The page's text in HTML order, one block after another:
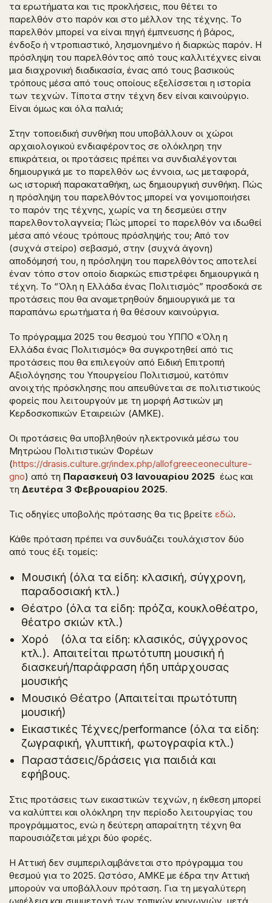
τα ερωτήματα και τις προκλήσεις, που θέτει το
παρελθόν στο παρόν και στο μέλλον της τέχνης. Το
παρελθόν μπορεί να είναι πηγή έμπνευσης ή βάρος,
ένδοξο ή ντροπιαστικό, λησμονημένο ή διαρκώς παρόν. Η
πρόσληψη του παρελθόντος από τους καλλιτέχνες είναι
μια διαχρονική διαδικασία, ένας από τους βασικούς
τρόπους μέσα από τους οποίους εξελίσσεται η ιστορία
των τεχνών. Τίποτα στην τέχνη δεν είναι καινούργιο.
Είναι όμως και όλα παλιά;
Στην τοπoειδική συνθήκη που υποβάλλουν οι χώροι
αρχαιολογικού ενδιαφέροντος σε ολόκληρη την
επικράτεια, οι προτάσεις πρέπει να συνδιαλέγονται
δημιουργικά με το παρελθόν ως έννοια, ως μεταφορά,
ως ιστορική παρακαταθήκη, ως δημιουργική συνθήκη. Πώς
η πρόσληψη του παρελθόντος μπορεί να γονιμοποιήσει
το παρόν της τέχνης, χωρίς να τη δεσμεύει στην
παρελθοντολαγνεία; Πώς μπορεί το παρελθόν να ιδωθεί
μέσα από νέους τρόπους πρόσληψής του; Από τον
(συχνά στείρο) σεβασμό, στην (συχνά άγονη)
αποδόμησή του, η πρόσληψη του παρελθόντος αποτελεί
έναν τόπο στον οποίο διαρκώς επιστρέφει δημιουργικά η
τέχνη. Το “Όλη η Ελλάδα ένας Πολιτισμός” προσδοκά σε
προτάσεις που θα αναμετρηθούν δημιουργικά με τα
παραπάνω ερωτήματα ή θα θέσουν καινούργια.
Το πρόγραμμα 2025 του θεσμού του ΥΠΠΟ «Όλη η
Ελλάδα ένας Πολιτισμός» θα συγκροτηθεί από τις
προτάσεις που θα επιλεγούν από Ειδική Επιτροπή
Αξιολόγησης του Υπουργείου Πολιτισμού, κατόπιν
ανοιχτής πρόσκλησης που απευθύνεται σε πολιτιστικούς
φορείς που λειτουργούν με τη μορφή Αστικών μη
Κερδοσκοπικών Εταιρειών (ΑΜΚΕ).
Οι προτάσεις θα υποβληθούν ηλεκτρονικά μέσω του
Μητρώου Πολιτιστικών Φορέων
(https://drasis.culture.gr/index.php/allofgreeceoneculture-
gno) από τη Παρασκευή 03 Ιανουαρίου 2025 έως και
τη Δευτέρα 3 Φεβρουαρίου 2025.
Τις οδηγίες υποβολής πρότασης θα τις βρείτε εδώ.
Κάθε πρόταση πρέπει να συνδυάζει τουλάχιστον δύο
από τους έξι τομείς:
Μουσική (όλα τα είδη: κλασική, σύγχρονη,
παραδοσιακή κτλ.)
Θέατρο (όλα τα είδη: πρόζα, κουκλοθέατρο,
θέατρο σκιών κτλ.)
Χορό (όλα τα είδη: κλασικός, σύγχρονος
κτλ.). Απαιτείται πρωτότυπη μουσική ή
διασκευή/παράφραση ήδη υπάρχουσας
μουσικής
Μουσικό Θέατρο (Απαιτείται πρωτότυπη
μουσική)
Εικαστικές Τέχνες/performance (όλα τα είδη:
ζωγραφική, γλυπτική, φωτογραφία κτλ.)
Παραστάσεις/δράσεις για παιδιά και
εφήβους.
Στις προτάσεις των εικαστικών τεχνών, η έκθεση μπορεί
να καλύπτει και ολόκληρη την περίοδο λειτουργίας του
προγράμματος, ενώ η δεύτερη απαραίτητη τέχνη θα
παρουσιάζεται μέχρι δύο φορές.
Η Αττική δεν συμπεριλαμβάνεται στο πρόγραμμα του
θεσμού για το 2025. Ωστόσο, ΑΜΚΕ με έδρα την Αττική
μπορούν να υποβάλλουν πρόταση. Για τη μεγαλύτερη